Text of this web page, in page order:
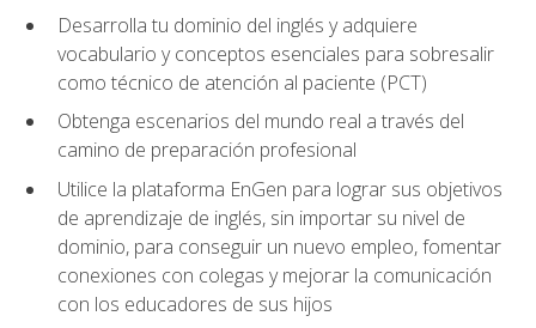
Desarrolla tu dominio del inglés y adquiere
vocabulario y conceptos esenciales para sobresalir
como técnico de atención al paciente (PCT)
Obtenga escenarios del mundo real a través del
camino de preparación profesional
Utilice la plataforma EnGen para lograr sus objetivos
de aprendizaje de inglés, sin importar su nivel de
dominio, para conseguir un nuevo empleo, fomentar
conexiones con colegas y mejorar la comunicación
con los educadores de sus hijos